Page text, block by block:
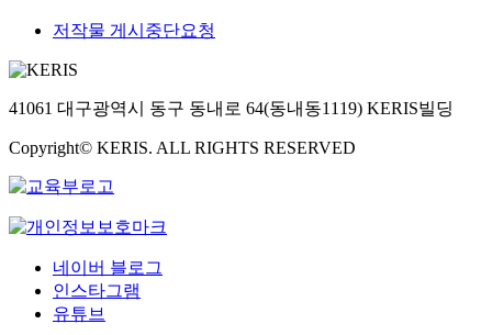
저작물 게시중단요청
41061 대구광역시 동구 동내로 64(동내동1119) KERIS빌딩
Copyright© KERIS. ALL RIGHTS RESERVED
네이버 블로그
인스타그램
유튜브